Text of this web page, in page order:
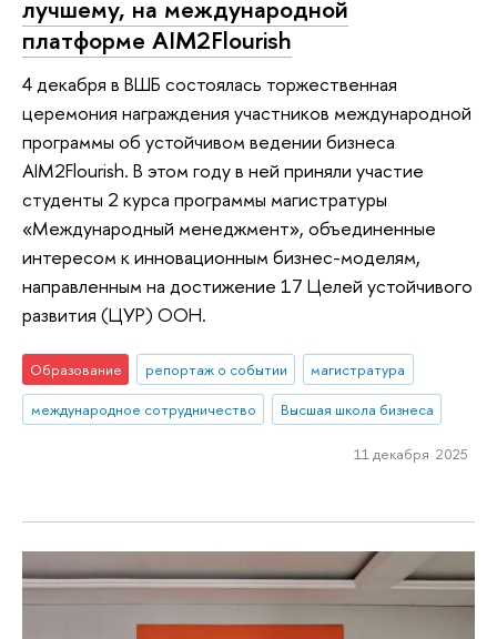
лучшему, на международной
платформе AIM2Flourish
4 декабря в ВШБ состоялась торжественная
церемония награждения участников международной
программы об устойчивом ведении бизнеса
AIM2Flourish. В этом году в ней приняли участие
студенты 2 курса программы магистратуры
«Международный менеджмент», объединенные
интересом к инновационным бизнес-моделям,
направленным на достижение 17 Целей устойчивого
развития (ЦУР) ООН.
Образование репортаж о событии
магистратура
международное сотрудничество
Высшая школа бизнеса
11 декабря 2025